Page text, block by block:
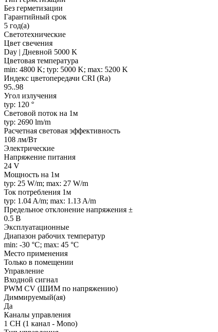
Без герметизации
Гарантийный срок
5 год(а)
Светотехнические
Цвет свечения
Day | Дневной 5000 K
Цветовая температура
min: 4800 K; typ: 5000 K; max: 5200 K
Индекс цветопередачи CRI (Ra)
95..98
Угол излучения
typ: 120 °
Световой поток на 1м
typ: 2690 lm/m
Расчетная световая эффективность
108 лм/Вт
Электрические
Напряжение питания
24 V
Мощность на 1м
typ: 25 W/m; max: 27 W/m
Ток потребления 1м
typ: 1.04 A/m; max: 1.13 A/m
Предельное отклонение напряжения ±
0.5 В
Эксплуатационные
Диапазон рабочих температур
min: -30 °C; max: 45 °C
Место применения
Только в помещении
Управление
Входной сигнал
PWM СV (ШИМ по напряжению)
Диммируемый(ая)
Да
Каналы управления
1 CH (1 канал - Mono)